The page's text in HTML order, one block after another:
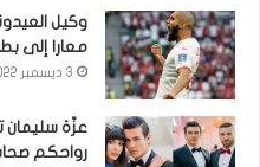
وكيل
معارا إلى
3 ديسمبر 2022
عزّة
رواحكم